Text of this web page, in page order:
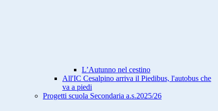
L’Autunno nel cestino
All'IC Cesalpino arriva il Piedibus, l'autobus che
va a piedi
Progetti scuola Secondaria a.s.2025/26